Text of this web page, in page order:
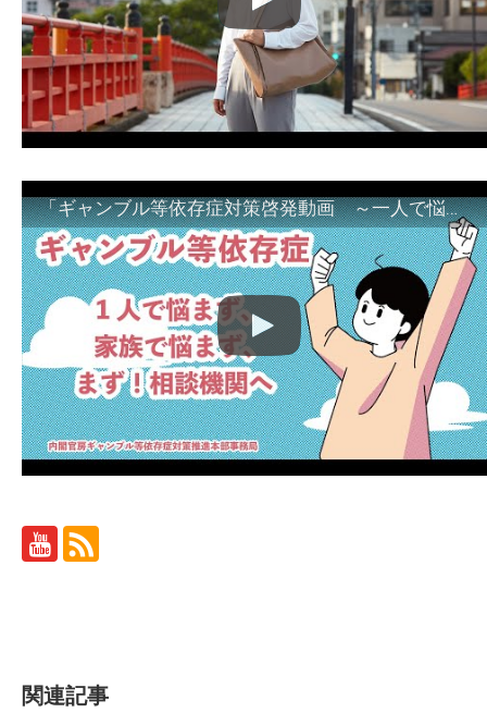
「ギャンブル等依存症対策啓発動画 ～一人で悩まず、家族で悩まず、まず！相談機関へ～」
関連記事